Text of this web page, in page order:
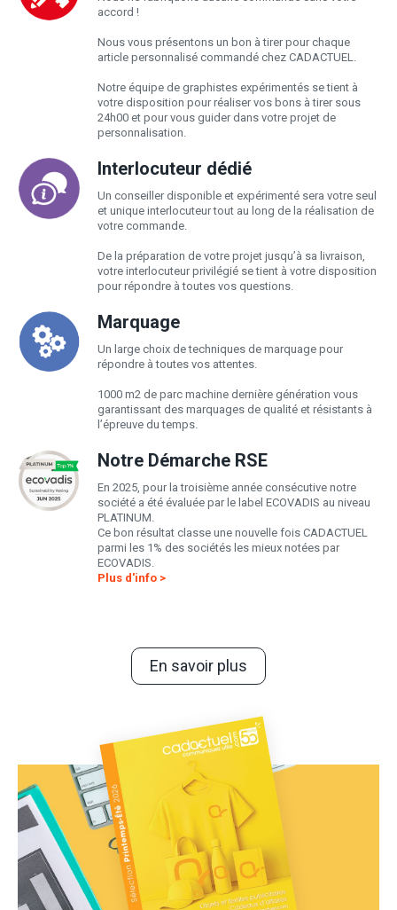
accord !
Nous vous présentons un bon à tirer pour chaque
article personnalisé commandé chez CADACTUEL.
Notre équipe de graphistes expérimentés se tient à
votre disposition pour réaliser vos bons à tirer sous
24h00 et pour vous guider dans votre projet de
personnalisation.
Interlocuteur dédié
Un conseiller disponible et expérimenté sera votre seul
et unique interlocuteur tout au long de la réalisation de
votre commande.
De la préparation de votre projet jusqu’à sa livraison,
votre interlocuteur privilégié se tient à votre disposition
pour répondre à toutes vos questions.
Marquage
Un large choix de techniques de marquage pour
répondre à toutes vos attentes.
1000 m2 de parc machine dernière génération vous
garantissant des marquages de qualité et résistants à
l’épreuve du temps.
Notre Démarche RSE
En 2025, pour la troisième année consécutive notre
société a été évaluée par le label ECOVADIS au niveau
PLATINUM.
Ce bon résultat classe une nouvelle fois CADACTUEL
parmi les 1% des sociétés les mieux notées par
ECOVADIS.
Plus d'info >
En savoir plus